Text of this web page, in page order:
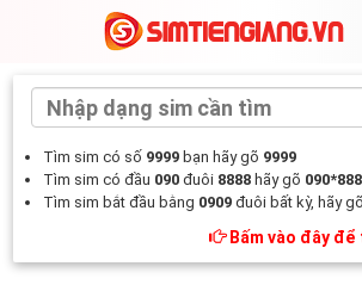
Tìm sim có số 9999 bạn hãy gõ 9999
Tìm sim có đầu 090 đuôi 8888 hãy gõ
Tìm sim bắt đầu bằng 0909 đuôi bất kỳ, hãy
Bấm vào đây